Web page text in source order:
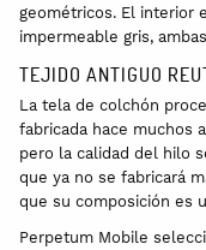
geométricos. El interior
impermeable gris,
TEJIDO ANTIGUO
La tela de colchón
fabricada hace muchos
pero la calidad del hilo
que ya no se fabricará
que su composición es
Perpetum Mobile